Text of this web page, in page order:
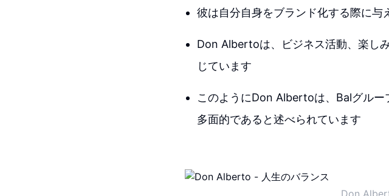
彼は自分自身をブランド化する際に与
Don Albertoは、ビジネス活動、楽し
じています
このようにDon Albertoは、Balグルー
多面的であると述べられています
Don